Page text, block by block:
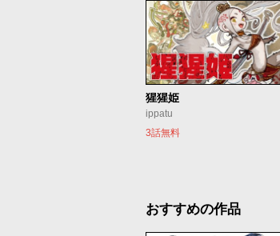
猩猩姫
ippatu
3話無料
おすすめの作品